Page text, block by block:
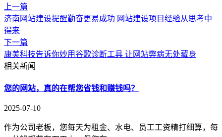
上一篇
济南网站建设提醒勤奋更易成功 网站建设项目经验从思考中
得来
下一篇
康美科技告诉你妙用谷歌诊断工具 让网站弊病无处藏身
相关新闻
您的网站，真的在帮您省钱和赚钱吗？
2025-07-10
作为公司老板，您每天为租金、水电、员工工资精打细算，每